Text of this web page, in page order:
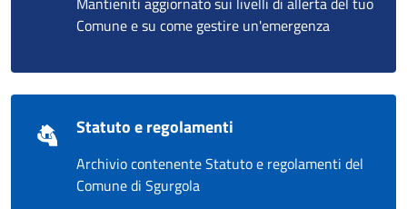
Comune e su come gestire un'emergenza
Statuto e regolamenti
Archivio contenente Statuto e regolamenti del
Comune di Sgurgola